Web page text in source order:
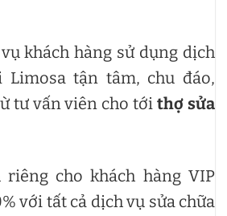
khách hàng sử dụng dịch
Limosa tận tâm, chu đáo,
tư vấn viên cho tớithợ sửa
riêng cho khách hàng VIP
với tất cả dịch vụ sửa chữa